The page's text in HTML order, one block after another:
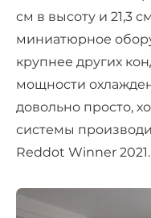
см в высоту и 21,3
миниатюрное
крупнее других
мощности
довольно просто,
системы
Reddot Winner 2021.